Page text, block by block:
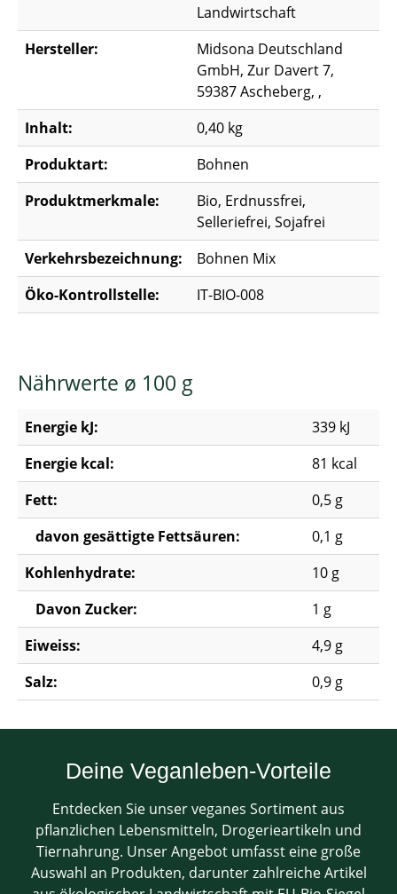
Landwirtschaft
Hersteller:
Midsona Deutschland
GmbH, Zur Davert 7,
59387 Ascheberg, ,
Inhalt:
0,40 kg
Produktart:
Bohnen
Produktmerkmale:
Bio, Erdnussfrei,
Selleriefrei, Sojafrei
Verkehrsbezeichnung:
Bohnen Mix
Öko-Kontrollstelle:
IT-BIO-008
Nährwerte ø 100 g
Energie kJ:
339 kJ
Energie kcal:
81 kcal
Fett:
0,5 g
davon gesättigte Fettsäuren:
0,1 g
Kohlenhydrate:
10 g
Davon Zucker:
1 g
Eiweiss:
4,9 g
Salz:
0,9 g
Deine Veganleben-Vorteile
Entdecken Sie unser veganes Sortiment aus
pflanzlichen Lebensmitteln, Drogerieartikeln und
Tiernahrung. Unser Angebot umfasst eine große
Auswahl an Produkten, darunter zahlreiche Artikel